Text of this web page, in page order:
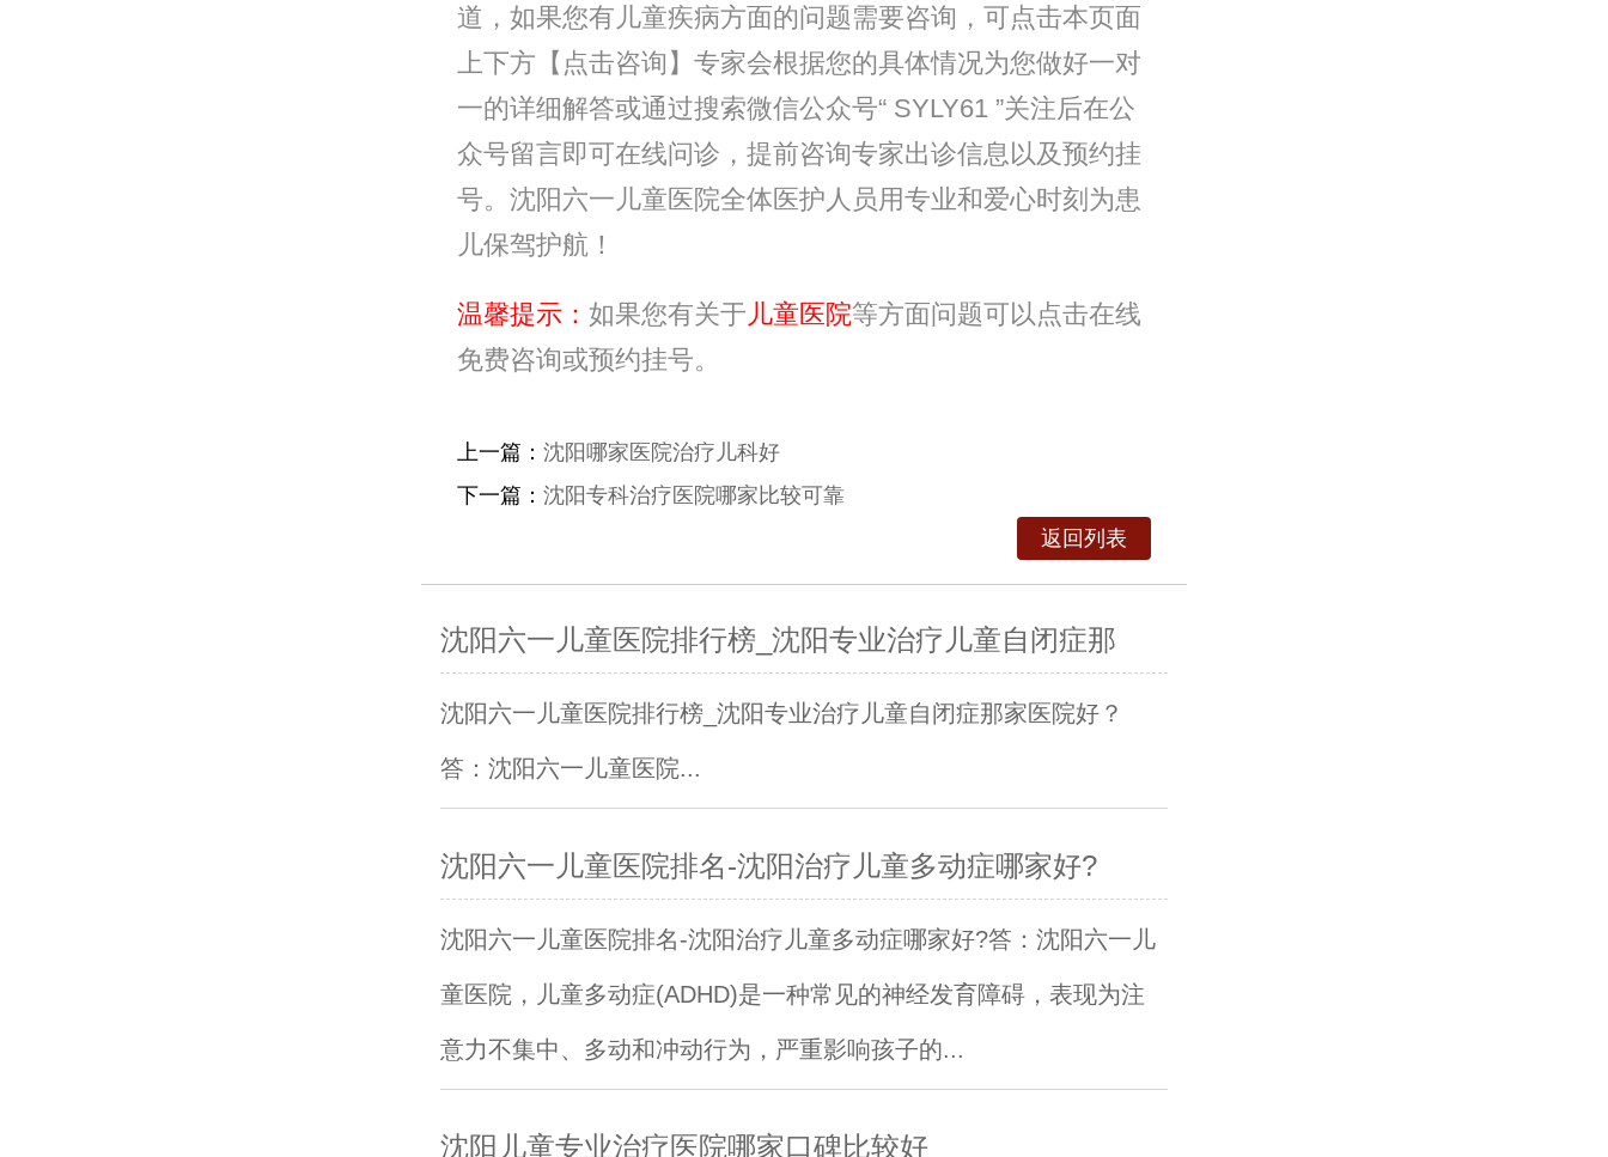
道，如果您有儿童疾病方面的问题需要咨询，可点击本页面
上下方【点击咨询】专家会根据您的具体情况为您做好一对
一的详细解答或通过搜索微信公众号“ SYLY61 ”关注后在公
众号留言即可在线问诊，提前咨询专家出诊信息以及预约挂
号。沈阳六一儿童医院全体医护人员用专业和爱心时刻为患
儿保驾护航！
温馨提示： 如果您有关于 儿童医院等方面问题可以点击在线
免费咨询或预约挂号。
上一篇： 沈阳哪家医院治疗儿科好
下一篇： 沈阳专科治疗医院哪家比较可靠
返回列表
沈阳六一儿童医院排行榜_沈阳专业治疗儿童自闭症那
沈阳六一儿童医院排行榜_沈阳专业治疗儿童自闭症那家医院好？
答：沈阳六一儿童医院...
沈阳六一儿童医院排名-沈阳治疗儿童多动症哪家好?
沈阳六一儿童医院排名-沈阳治疗儿童多动症哪家好?答：沈阳六一儿
童医院，儿童多动症(ADHD)是一种常见的神经发育障碍，表现为注
意力不集中、多动和冲动行为，严重影响孩子的...
沈阳儿童专业治疗医院哪家口碑比较好